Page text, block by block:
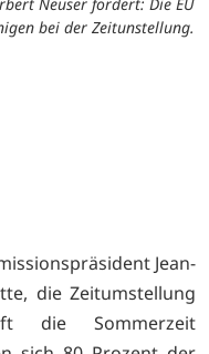
bei der Zeitunstellung.
Jean-
die Zeitumstellung
die Sommerzeit